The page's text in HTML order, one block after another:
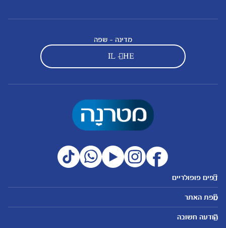
מדינה - שפה
IL - HE
דפים פופולריים
מטרנה לשירותכם
היועצות שלנו
שאלות נפוצות
מועדון מטרנה
מפת האתר
אבני דרך
לקראת הריון
נושאים
הודעה חשובה